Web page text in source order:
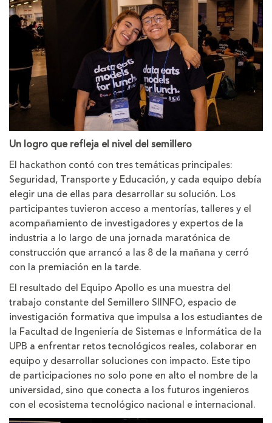
Un logro que refleja el nivel del semillero
El hackathon contó con tres temáticas principales:
Seguridad, Transporte y Educación, y cada equipo debía
elegir una de ellas para desarrollar su solución. Los
participantes tuvieron acceso a mentorías, talleres y el
acompañamiento de investigadores y expertos de la
industria a lo largo de una jornada maratónica de
construcción que arrancó a las 8 de la mañana y cerró
con la premiación en la tarde.
El resultado del Equipo Apollo es una muestra del
trabajo constante del Semillero SIINFO, espacio de
investigación formativa que impulsa a los estudiantes de
la Facultad de Ingeniería de Sistemas e Informática de la
UPB a enfrentar retos tecnológicos reales, colaborar en
equipo y desarrollar soluciones con impacto. Este tipo
de participaciones no solo pone en alto el nombre de la
universidad, sino que conecta a los futuros ingenieros
con el ecosistema tecnológico nacional e internacional.